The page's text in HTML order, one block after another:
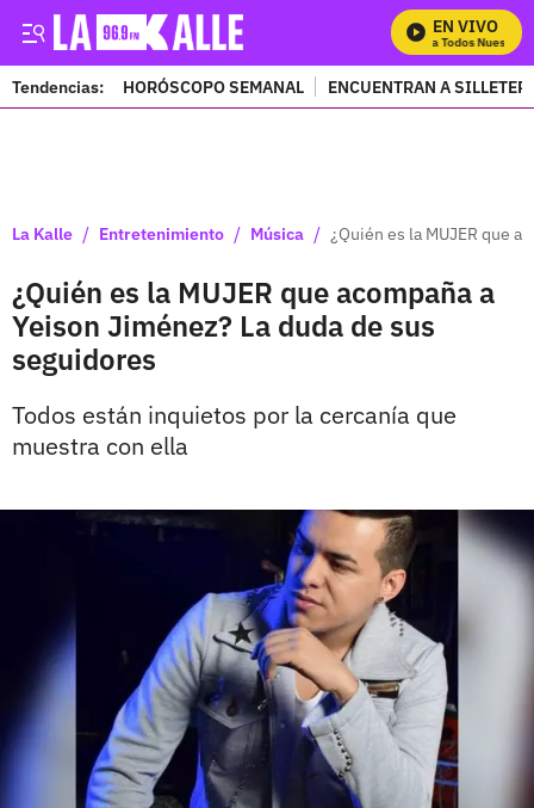
EN VIVO
Mira Todos Nuestros
Tendencias: HORÓSCOPO SEMANAL ENCUENTRAN A
La Kalle / Entretenimiento / Música / ¿Quién es la MUJER que
¿Quién es la MUJER que acompaña a
Yeison Jiménez? La duda de sus
seguidores
Todos están inquietos por la cercanía que
muestra con ella